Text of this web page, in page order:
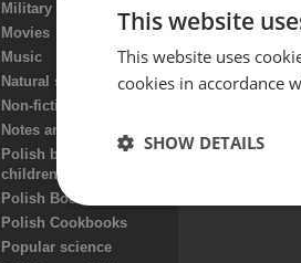
Military and wars
Movies
Music
Natural sciences
Non-fiction books
Notes and song books
Polish books for
children
Polish Books for teens
Polish Cookbooks
Popular science
This website
This website uses
cookies in accordance
SHOW DETAILS